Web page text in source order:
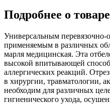
Подробнее о товаре
Универсальным
применяемым в различных
марля медицинская. Эта
высокой впитывающей
аллергических реакций.
в хирургии, травматологии,
необходим для различных
гигиенического ухода,